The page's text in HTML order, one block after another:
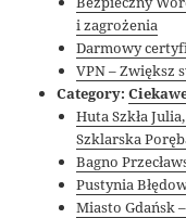
i zagrożenia
Darmowy
VPN – Zwiększ
Category:
Huta Szkła
Szklarska
Bagno
Pustynia
Miasto Gdańsk